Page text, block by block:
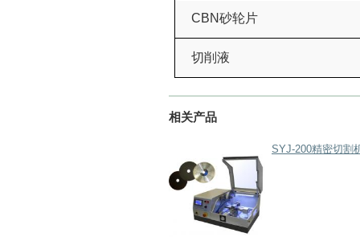
CBN砂轮片
切削液
相关产品
SYJ-200精密切割